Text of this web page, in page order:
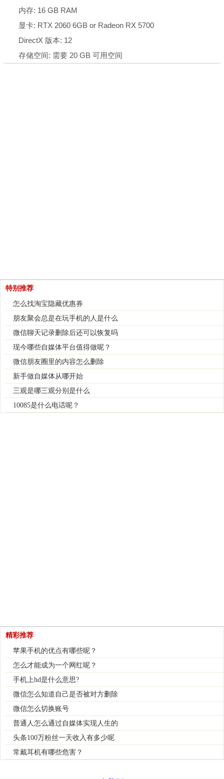
内存: 16 GB RAM
显卡: RTX 2060 6GB or Radeon RX 5700
DirectX 版本: 12
存储空间: 需要 20 GB 可用空间
特别推荐
怎么找淘宝隐藏优惠券
朋友聚会总是在玩手机的人是什么
微信聊天记录删除后还可以恢复吗
现今哪些自媒体平台值得做呢？
微信朋友圈里的内容怎么删除
新手做自媒体从哪开始
三观是哪三观分别是什么
10085是什么电话呢？
精彩推荐
苹果手机的优点有哪些呢？
怎么才能成为一个网红呢？
手机上hd是什么意思?
微信怎么知道自己是否被对方删除
微信怎么切换账号
普通人怎么通过自媒体实现人生的
头条100万粉丝一天收入有多少呢
常戴耳机有哪些危害？